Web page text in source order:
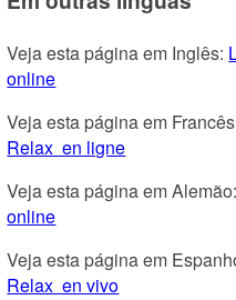
Veja esta página em Inglês:
online
Veja esta página em
Relax  en ligne
Veja esta página em Alemão:
online
Veja esta página em
Relax  en vivo